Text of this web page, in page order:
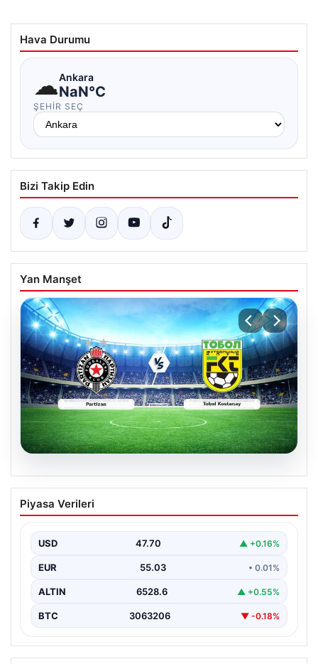
Hava Durumu
☁Ankara
NaN°C
ŞEHIR SEÇ
Bizi Takip Edin
Yan Manşet
06.08.2026
CANLI | Partizan – Tobol Kostanay Canlı
Maç Anlatımı
Piyasa Verileri
USD 47.70 ▲ +0.16%
EUR 55.03 • 0.01%
ALTIN 6528.6 ▲ +0.55%
BTC 3063206 ▼ -0.18%